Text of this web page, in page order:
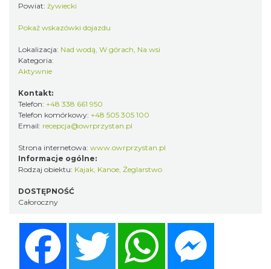
Powiat: żywiecki
Pokaż wskazówki dojazdu
Lokalizacja: Nad wodą, W górach, Na wsi
Kategoria:
Aktywnie
Kontakt:
Telefon: +48 338 661 950
Telefon komórkowy: +48 505 305 100
Email: recepcja@owrprzystan.pl
Strona internetowa: www.owrprzystan.pl
Informacje ogólne:
Rodzaj obiektu: Kajak, Kanoe Żeglarstwo
DOSTĘPNOŚĆ
Całoroczny
Twitter